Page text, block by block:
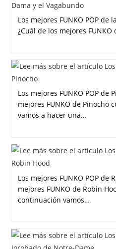
Los mejores FUNKO POP de
¿Cuál de los mejores
Los mejores FUNKO POP de
mejores FUNKO de Pinocho
vamos a hacer una…
Los mejores FUNKO POP de
mejores FUNKO de Robin
continuación vamos…